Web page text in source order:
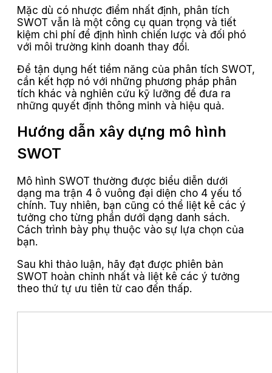
Mặc dù có nhược điểm nhất định, phân tích
SWOT vẫn là một công cụ quan trọng và tiết
kiệm chi phí để định hình chiến lược và đối phó
với môi trường kinh doanh thay đổi.
Để tận dụng hết tiềm năng của phân tích SWOT,
cần kết hợp nó với những phương pháp phân
tích khác và nghiên cứu kỹ lưỡng để đưa ra
những quyết định thông minh và hiệu quả.
Hướng dẫn xây dựng mô hình
SWOT
Mô hình SWOT thường được biểu diễn dưới
dạng ma trận 4 ô vuông đại diện cho 4 yếu tố
chính. Tuy nhiên, bạn cũng có thể liệt kê các ý
tưởng cho từng phần dưới dạng danh sách.
Cách trình bày phụ thuộc vào sự lựa chọn của
bạn.
Sau khi thảo luận, hãy đạt được phiên bản
SWOT hoàn chỉnh nhất và liệt kê các ý tưởng
theo thứ tự ưu tiên từ cao đến thấp.